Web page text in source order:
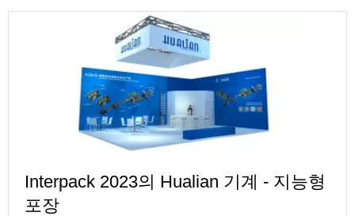
Interpack 2023의 Hualian 기계 - 지능형
포장